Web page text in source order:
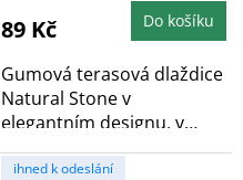
5,0
z
5
89 Kč Do košíku
Gumová terasová dlaždice
Natural Stone v
elegantním designu, v
šedé barvě. Vyrobeno z...
ihned k odeslání